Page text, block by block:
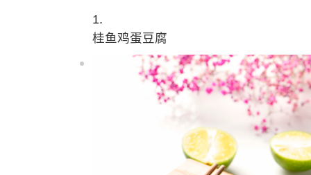
1.
桂鱼鸡蛋豆腐